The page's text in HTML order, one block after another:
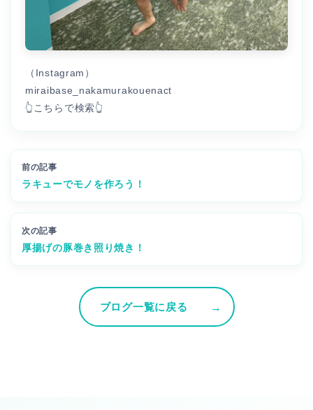
（Instagram）
miraibase_nakamurakouenact
👆こちらで検索👆
前の記事
ラキューでモノを作ろう！
次の記事
厚揚げの豚巻き照り焼き！
ブログ一覧に戻る